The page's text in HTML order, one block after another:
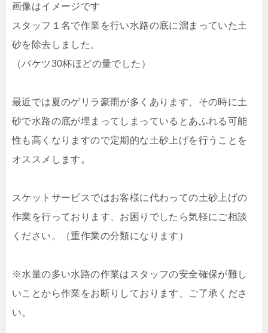
画像はイメージです
スタッフ１名で作業を行い水路の底に溜まっていた土
砂を除去しました。
（バケツ30杯ほどの量でした）
最近では夏のゲリラ豪雨が多くあります、その時に土
砂で水路の底が埋まってしまっているとあふれる可能
性も高くなりますので定期的な土砂上げを行うことを
オススメします。
スケットサービスではお客様に代わっての土砂上げの
作業を行っております、お困りでしたら気軽にご相談
ください。（重作業の分類になります）
※水量の多い水路の作業はスタッフの安全確保が難し
いことから作業をお断りしております、ご了承くださ
い。